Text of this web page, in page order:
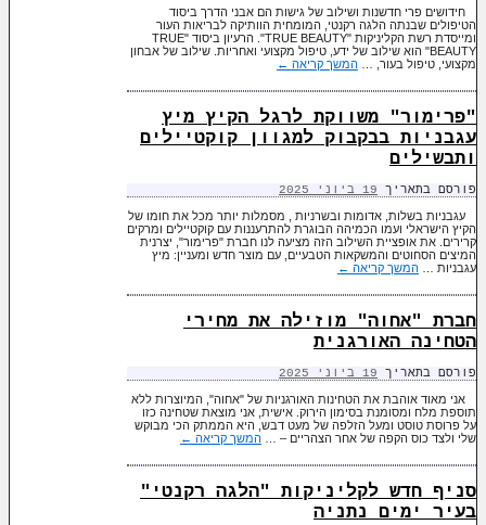
חידושים פרי חדשנות ושילוב של גישות הם אבני הדרך ביסוד
הטיפולים שבנתה הלגה רקנטי, המומחית הוותיקה לבריאות העור
ומייסדת רשת הקליניקות "TRUE BEAUTY". הרעיון ביסוד "TRUE
BEAUTY" הוא שילוב של ידע, טיפול מקצועי ואחריות. שילוב של אבחון
מקצועי, טיפול בעור, … המשך קריאה ←
"פרימור" משווקת לרגל הקיץ מיץ
עגבניות בבקבוק למגוון קוקטיילים
ותבשילים
פורסם בתאריך 19 ביוני 2025
עגבניות בשלות, אדומות ובשרניות , מסמלות יותר מכל את חומו של
הקיץ הישראלי ועמו הכמיהה הבוגרת להתרעננות עם קוקטיילים ומרקים
קרירים. את אופציית השילוב הזה מציעה לנו חברת "פרימור", יצרנית
המיצים הסחוטים והמשקאות הטבעיים, עם מוצר חדש ומעניין: מיץ
עגבניות … המשך קריאה ←
חברת "אחוה" מוזילה את מחירי
הטחינה האורגנית
פורסם בתאריך 19 ביוני 2025
אני מאוד אוהבת את הטחינות האורגניות של "אחוה", המיוצרות ללא
תוספת מלח ומסומנת בסימון הירוק. אישית, אני מוצאת שטחינה כזו
על פרוסת טוסט ומעל הזלפה של מעט דבש, היא הממתק הכי מבוקש
שלי ולצד כוס הקפה של אחר הצהריים – … המשך קריאה ←
סניף חדש לקליניקות "הלגה רקנטי"
בעיר ימים נתניה